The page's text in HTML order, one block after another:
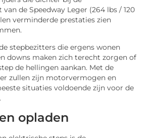
de Speedway Leger (264 lbs / 120
verminderde prestaties zien
stepbezitters die ergens wonen
downs maken zich terecht zorgen of
de hellingen aankan. Met de
zullen zijn motorvermogen en
situaties voldoende zijn voor de
opladen